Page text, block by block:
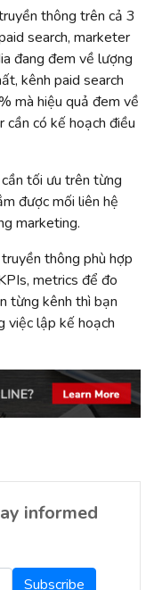
thông trên cả 3
search, marketer
đang đem về lượng
kênh paid search
mà hiệu quả đem về
có kế hoạch điều
tối ưu trên từng
được mối liên hệ
marketing.
thông phù hợp
metrics để đo
từng kênh thì bạn
việc lập kế hoạch
informed